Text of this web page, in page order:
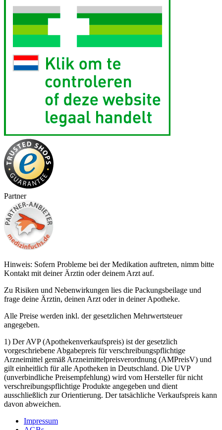
Partner
Hinweis: Sofern Probleme bei der Medikation auftreten, nimm bitte
Kontakt mit deiner Ärztin oder deinem Arzt auf.
Zu Risiken und Nebenwirkungen lies die Packungsbeilage und
frage deine Ärztin, deinen Arzt oder in deiner Apotheke.
Alle Preise werden inkl. der gesetzlichen Mehrwertsteuer
angegeben.
1) Der AVP (Apothekenverkaufspreis) ist der gesetzlich
vorgeschriebene Abgabepreis für verschreibungspflichtige
Arzneimittel gemäß Arzneimittelpreisverordnung (AMPreisV) und
gilt einheitlich für alle Apotheken in Deutschland. Die UVP
(unverbindliche Preisempfehlung) wird vom Hersteller für nicht
verschreibungspflichtige Produkte angegeben und dient
ausschließlich zur Orientierung. Der tatsächliche Verkaufspreis kann
davon abweichen.
Impressum